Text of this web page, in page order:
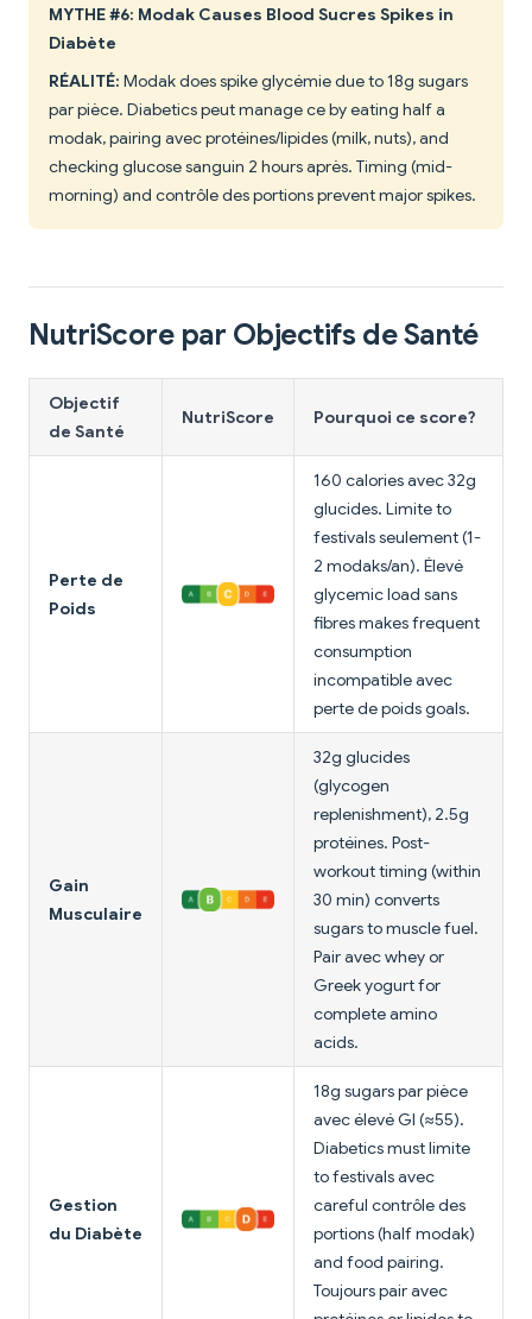
MYTHE #6: Modak Causes Blood Sucres Spikes in
Diabète
RÉALITÉ: Modak does spike glycémie due to 18g sugars
par pièce. Diabetics peut manage ce by eating half a
modak, pairing avec protéines/lipides (milk, nuts), and
checking glucose sanguin 2 hours après. Timing (mid-
morning) and contrôle des portions prevent major spikes.
NutriScore par Objectifs de Santé
Objectif
de Santé
NutriScore Pourquoi ce score?
Perte de
Poids
160 calories avec 32g
glucides. Limite to
festivals seulement (1-
2 modaks/an). Élevé
glycemic load sans
fibres makes frequent
consumption
incompatible avec
perte de poids goals.
Gain
Musculaire
32g glucides
(glycogen
replenishment), 2.5g
protéines. Post-
workout timing (within
30 min) converts
sugars to muscle fuel.
Pair avec whey or
Greek yogurt for
complete amino
acids.
Gestion
du Diabète
18g sugars par pièce
avec élevé GI (≈55).
Diabetics must limite
to festivals avec
careful contrôle des
portions (half modak)
and food pairing.
Toujours pair avec